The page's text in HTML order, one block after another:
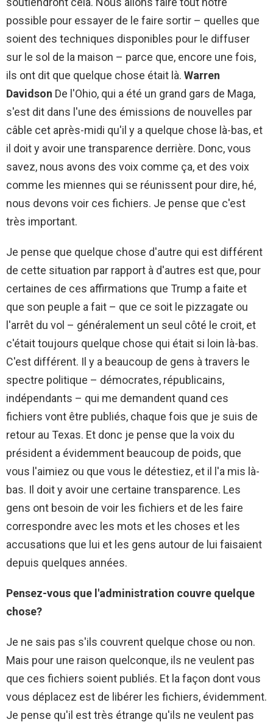
possible pour essayer de le faire sortir – quelles que
soient des techniques disponibles pour le diffuser
sur le sol de la maison – parce que, encore une fois,
ils ont dit que quelque chose était là. Warren
Davidson De l'Ohio, qui a été un grand gars de Maga,
s'est dit dans l'une des émissions de nouvelles par
câble cet après-midi qu'il y a quelque chose là-bas, et
il doit y avoir une transparence derrière. Donc, vous
savez, nous avons des voix comme ça, et des voix
comme les miennes qui se réunissent pour dire, hé,
nous devons voir ces fichiers. Je pense que c'est
très important.
Je pense que quelque chose d'autre qui est différent
de cette situation par rapport à d'autres est que, pour
certaines de ces affirmations que Trump a faite et
que son peuple a fait – que ce soit le pizzagate ou
l'arrêt du vol – généralement un seul côté le croit, et
c'était toujours quelque chose qui était si loin là-bas.
C'est différent. Il y a beaucoup de gens à travers le
spectre politique – démocrates, républicains,
indépendants – qui me demandent quand ces
fichiers vont être publiés, chaque fois que je suis de
retour au Texas. Et donc je pense que la voix du
président a évidemment beaucoup de poids, que
vous l'aimiez ou que vous le détestiez, et il l'a mis là-
bas. Il doit y avoir une certaine transparence. Les
gens ont besoin de voir les fichiers et de les faire
correspondre avec les mots et les choses et les
accusations que lui et les gens autour de lui faisaient
depuis quelques années.
Pensez-vous que l'administration couvre quelque
chose?
Je ne sais pas s'ils couvrent quelque chose ou non.
Mais pour une raison quelconque, ils ne veulent pas
que ces fichiers soient publiés. Et la façon dont vous
vous déplacez est de libérer les fichiers, évidemment.
Je pense qu'il est très étrange qu'ils ne veulent pas